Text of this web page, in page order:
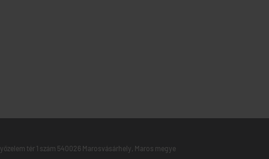
tér 1 szám 540026 Marosvásárhely, Maros megye